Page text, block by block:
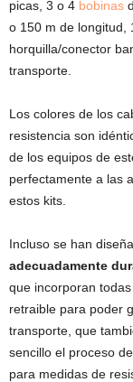
picas, 3 o 4 bobinas
o 150 m de longitud,
horquilla/conector
transporte.
Los colores de los
resistencia son
de los equipos de
perfectamente a las
estos kits.
Incluso se han
adecuadamente
que incorporan
retraible para poder
transporte, que
sencillo el proceso
para medidas de